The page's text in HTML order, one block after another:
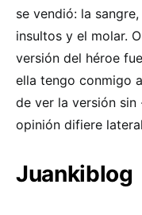
se vendió: la
insultos y el molar.
versión del héroe
ella tengo conmigo
de ver la versión
opinión difiere
Juankiblog